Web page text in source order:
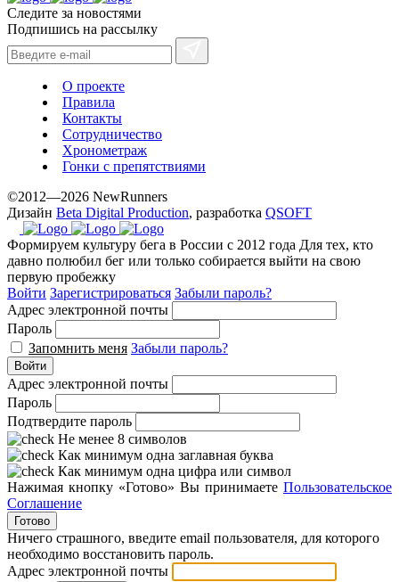
Следите за новостями
Подпишись на рассылку
О проекте
Правила
Контакты
Сотрудничество
Хронометраж
Гонки с препятствиями
©2012—2026 NewRunners
Дизайн Beta Digital Production, разработка QSOFT
Формируем культуру бега в России с 2012 года Для тех, кто
давно полюбил бег или только собирается выйти на свою
первую пробежку
Войти Зарегистрироваться Забыли пароль?
Адрес электронной почты
Пароль
Запомнить меня Забыли пароль?
Войти
Адрес электронной почты
Пароль
Подтвердите пароль
Не менее 8 символов
Как минимум одна заглавная буква
Как минимум одна цифра или символ
Нажимая кнопку «Готово» Вы принимаете Пользовательское
Соглашение
Готово
Ничего страшного, введите email пользователя, для которого
необходимо восстановить пароль.
Адрес электронной почты